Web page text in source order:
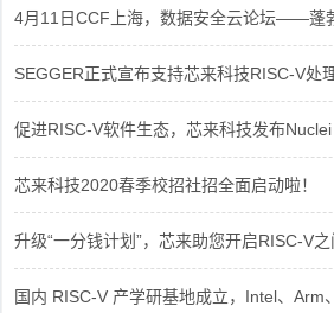
4月11日CCF上海，数据安全云论坛——蓬
SEGGER正式宣布支持芯来科技RISC-V处
促进RISC-V软件生态，芯来科技发布
芯来科技2020春季校招社招全面启动啦！
升级“一分钱计划”，芯来助您开启RISC-V之
国内 RISC-V 产学研基地成立，Intel、Arm